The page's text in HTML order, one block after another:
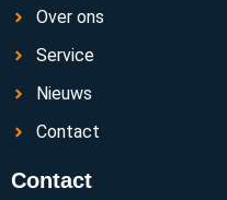
Over ons
Service
Nieuws
Contact
Contact